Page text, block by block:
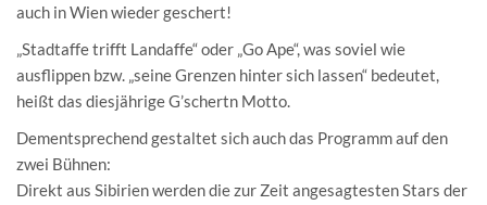
auch in Wien wieder geschert!
„Stadtaffe trifft Landaffe“ oder „Go Ape“, was soviel wie
ausflippen bzw. „seine Grenzen hinter sich lassen“ bedeutet,
heißt das diesjährige G’schertn Motto.
Dementsprechend gestaltet sich auch das Programm auf den
zwei Bühnen:
Direkt aus Sibirien werden die zur Zeit angesagtesten Stars der